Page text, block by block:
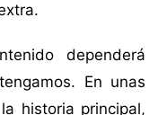
dependerá
En unas
historia principal,